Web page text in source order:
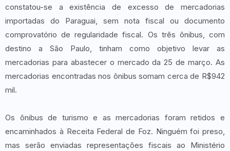
constatou-se a existência de excesso de mercadorias
importadas do Paraguai, sem nota fiscal ou documento
comprovatório de regularidade fiscal. Os três ônibus, com
destino a São Paulo, tinham como objetivo levar as
mercadorias para abastecer o mercado da 25 de março. As
mercadorias encontradas nos ônibus somam cerca de R$942
mil.
Os ônibus de turismo e as mercadorias foram retidos e
encaminhados à Receita Federal de Foz. Ninguém foi preso,
mas serão enviadas representações fiscais ao Ministério